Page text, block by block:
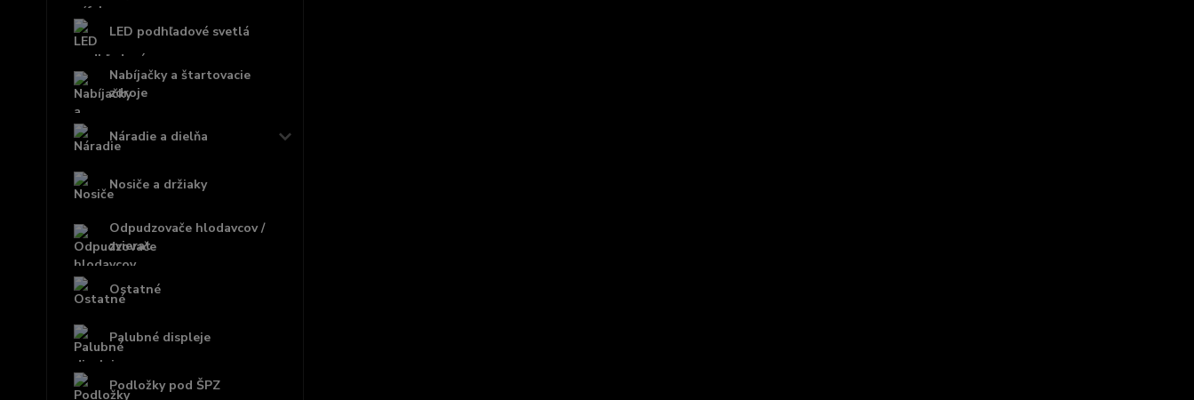
LED podhľadové svetlá
Nabíjačky a štartovacie
zdroje
Náradie a dielňa
Nosiče a držiaky
Odpudzovače hlodavcov /
zvierat
Ostatné
Palubné displeje
Podložky pod ŠPZ